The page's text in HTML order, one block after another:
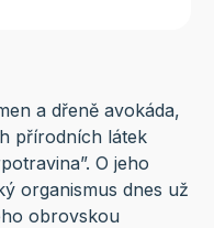
a dřeně avokáda,
přírodních látek
O jeho
organismus dnes už
obrovskou